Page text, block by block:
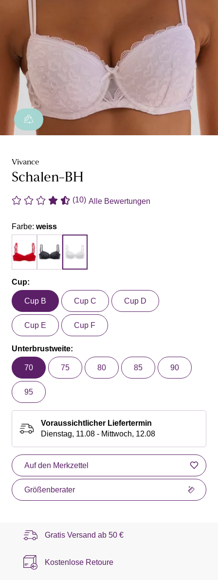
Vivance
Schalen-BH
(10) Alle Bewertungen
Farbe: weiss
Cup:
Cup B Cup C Cup D
Cup E Cup F
Unterbrustweite:
70 75 80 85 90
95
Voraussichtlicher Liefertermin
Dienstag, 11.08 - Mittwoch, 12.08
Auf den Merkzettel
Größenberater
Gratis Versand ab 50 €
Kostenlose Retoure